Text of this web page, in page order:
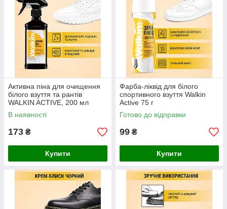
Активна піна для очищення
білого взуття та рантів
WALKIN ACTIVE, 200 мл
В наявності
173 ₴
Купити
Фарба-ліквід для білого
спортивного взуття Walkin
Active 75 г
Готово до відправки
99 ₴
Купити